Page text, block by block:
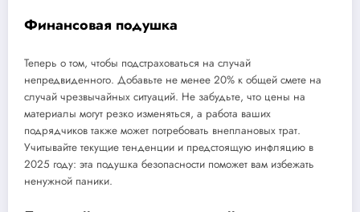
Финансовая подушка
Теперь о том, чтобы подстраховаться на случай
непредвиденного. Добавьте не менее 20% к общей смете на
случай чрезвычайных ситуаций. Не забудьте, что цены на
материалы могут резко изменяться, а работа ваших
подрядчиков также может потребовать внеплановых трат.
Учитывайте текущие тенденции и предстоящую инфляцию в
2025 году: эта подушка безопасности поможет вам избежать
ненужной паники.